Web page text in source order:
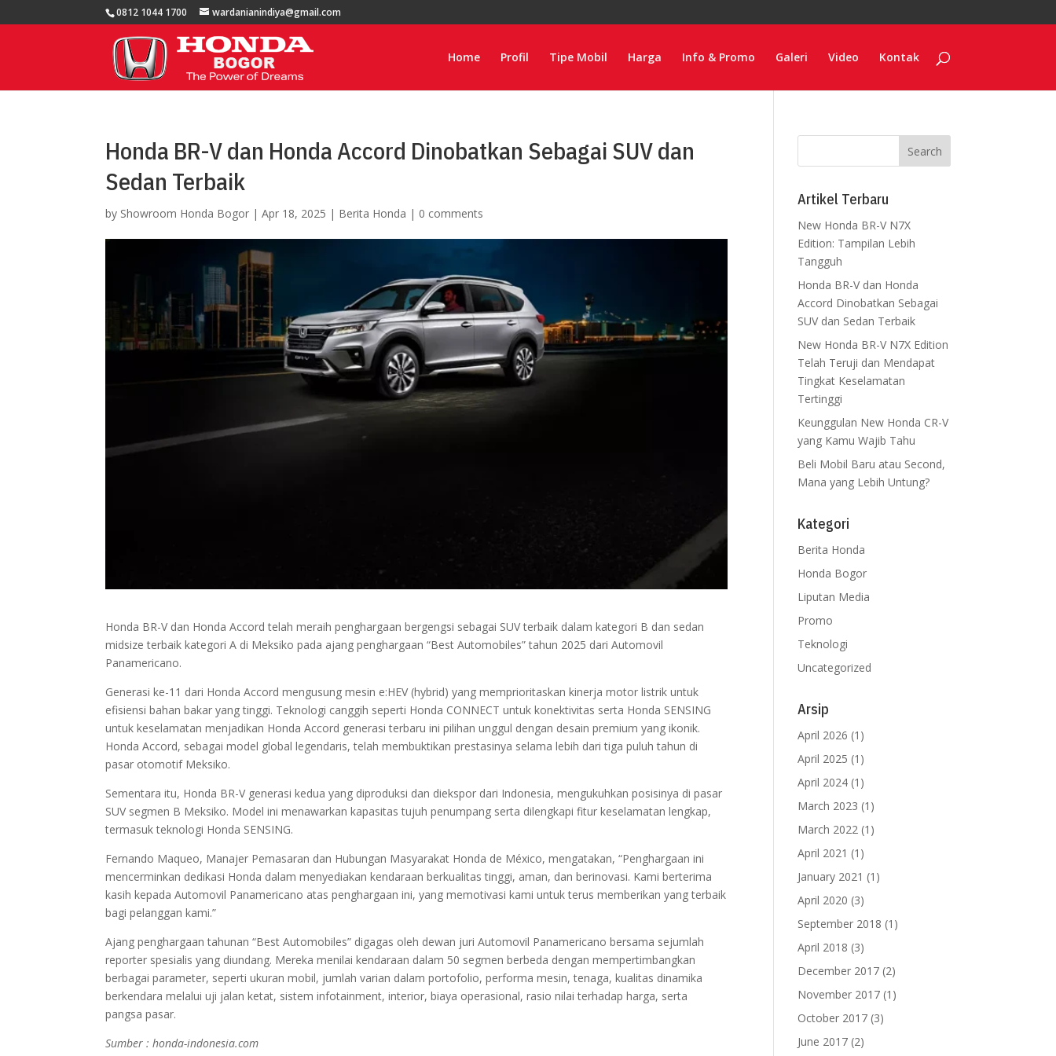
0812 1044 1700 wardanianindiya@gmail.com
Home Profil Tipe Mobil Harga Info & Promo Galeri Video Kontak
Honda BR-V dan Honda Accord Dinobatkan Sebagai SUV dan
Sedan Terbaik
by Showroom Honda Bogor |Apr 18, 2025 | Berita Honda | 0 comments
Honda BR-V dan Honda Accord telah meraih penghargaan bergengsi sebagai SUV terbaik dalam kategori B dan sedan
midsize terbaik kategori A di Meksiko pada ajang penghargaan “Best Automobiles” tahun 2025 dari Automovil
Panamericano.
Generasi ke-11 dari Honda Accord mengusung mesin e:HEV (hybrid) yang memprioritaskan kinerja motor listrik untuk
efisiensi bahan bakar yang tinggi. Teknologi canggih seperti Honda CONNECT untuk konektivitas serta Honda SENSING
untuk keselamatan menjadikan Honda Accord generasi terbaru ini pilihan unggul dengan desain premium yang ikonik.
Honda Accord, sebagai model global legendaris, telah membuktikan prestasinya selama lebih dari tiga puluh tahun di
pasar otomotif Meksiko.
Sementara itu, Honda BR-V generasi kedua yang diproduksi dan diekspor dari Indonesia, mengukuhkan posisinya di pasar
SUV segmen B Meksiko. Model ini menawarkan kapasitas tujuh penumpang serta dilengkapi fitur keselamatan lengkap,
termasuk teknologi Honda SENSING.
Fernando Maqueo, Manajer Pemasaran dan Hubungan Masyarakat Honda de México, mengatakan, “Penghargaan ini
mencerminkan dedikasi Honda dalam menyediakan kendaraan berkualitas tinggi, aman, dan berinovasi. Kami berterima
kasih kepada Automovil Panamericano atas penghargaan ini, yang memotivasi kami untuk terus memberikan yang terbaik
bagi pelanggan kami.”
Ajang penghargaan tahunan “Best Automobiles” digagas oleh dewan juri Automovil Panamericano bersama sejumlah
reporter spesialis yang diundang. Mereka menilai kendaraan dalam 50 segmen berbeda dengan mempertimbangkan
berbagai parameter, seperti ukuran mobil, jumlah varian dalam portofolio, performa mesin, tenaga, kualitas dinamika
berkendara melalui uji jalan ketat, sistem infotainment, interior, biaya operasional, rasio nilai terhadap harga, serta
pangsa pasar.
Sumber : honda-indonesia.com
Artikel Terbaru
New Honda BR-V N7X
Edition: Tampilan Lebih
Tangguh
Honda BR-V dan Honda
Accord Dinobatkan Sebagai
SUV dan Sedan Terbaik
New Honda BR-V N7X Edition
Telah Teruji dan Mendapat
Tingkat Keselamatan
Tertinggi
Keunggulan New Honda CR-V
yang Kamu Wajib Tahu
Beli Mobil Baru atau Second,
Mana yang Lebih Untung?
Kategori
Berita Honda
Honda Bogor
Liputan Media
Promo
Teknologi
Uncategorized
Arsip
April 2026 (1)
April 2025 (1)
April 2024 (1)
March 2023 (1)
March 2022 (1)
April 2021 (1)
January 2021 (1)
April 2020 (3)
September 2018 (1)
April 2018 (3)
December 2017 (2)
November 2017 (1)
October 2017 (3)
June 2017 (2)